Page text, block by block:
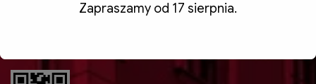
Zapraszamy od 17 sierpnia.